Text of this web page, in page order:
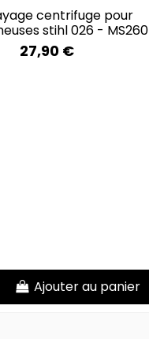
centrifuge pour
stihl 026 - MS260
27,90 €
Ajouter au panier